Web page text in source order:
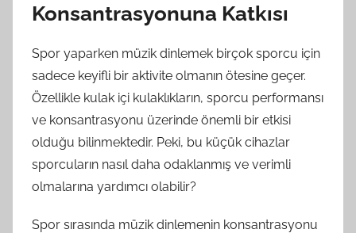
Konsantrasyonuna Katkısı
Spor yaparken müzik dinlemek birçok sporcu için
sadece keyifli bir aktivite olmanın ötesine geçer.
Özellikle kulak içi kulaklıkların, sporcu performansı
ve konsantrasyonu üzerinde önemli bir etkisi
olduğu bilinmektedir. Peki, bu küçük cihazlar
sporcuların nasıl daha odaklanmış ve verimli
olmalarına yardımcı olabilir?
Spor sırasında müzik dinlemenin konsantrasyonu